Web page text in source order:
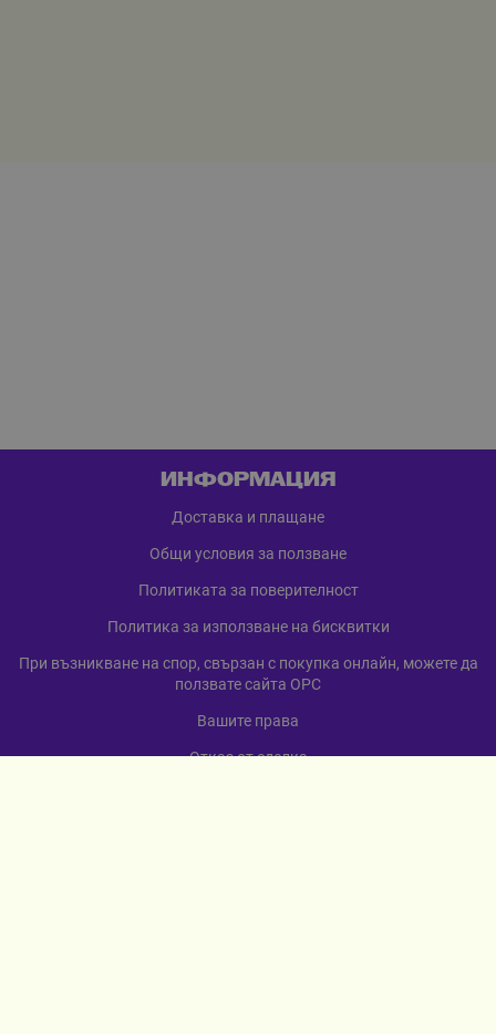
ИНФОРМАЦИЯ
Доставка и плащане
Общи условия за ползване
Политиката за поверителност
Политика за използване на бисквитки
При възникване на спор, свързан с покупка онлайн, можете да
ползвате сайта ОРС
Вашите права
Отказ от сделка